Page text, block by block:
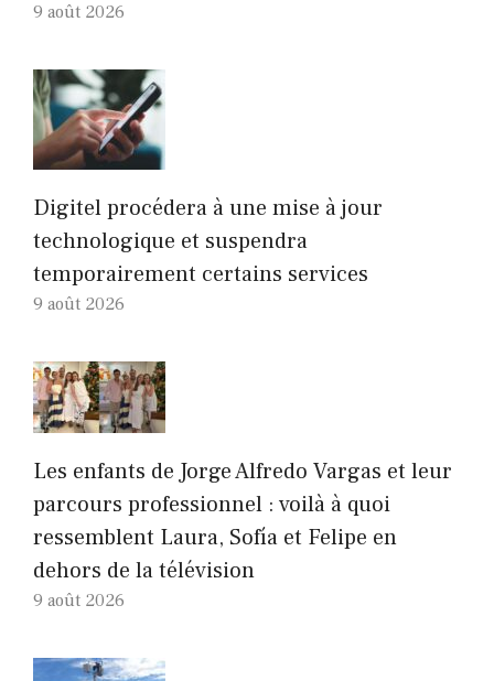
9 août 2026
Digitel procédera à une mise à jour
technologique et suspendra
temporairement certains services
9 août 2026
Les enfants de Jorge Alfredo Vargas et leur
parcours professionnel : voilà à quoi
ressemblent Laura, Sofía et Felipe en
dehors de la télévision
9 août 2026